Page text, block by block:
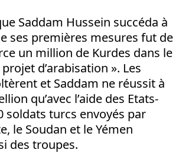
Saddam Hussein succéda à
ses premières mesures fut de
un million de Kurdes dans le
d’arabisation ». Les
et Saddam ne réussit à
qu’avec l’aide des Etats-
soldats turcs envoyés par
le Soudan et le Yémen
des troupes.